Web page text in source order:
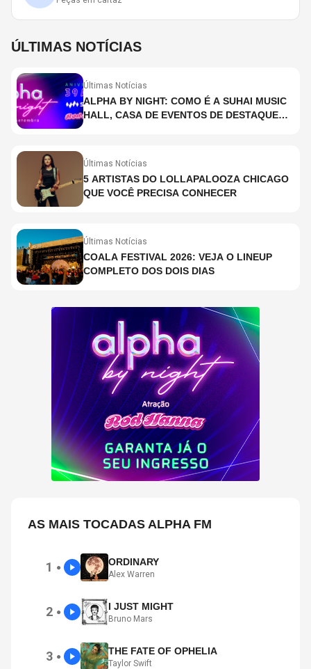
ÚLTIMAS NOTÍCIAS
Últimas Notícias
ALPHA BY NIGHT: COMO É A SUHAI MUSIC
HALL, CASA DE EVENTOS DE DESTAQUE
Últimas Notícias
5 ARTISTAS DO LOLLAPALOOZA CHICAGO
QUE VOCÊ PRECISA CONHECER
Últimas Notícias
COALA FESTIVAL 2026: VEJA O LINEUP
COMPLETO DOS DOIS DIAS
AS MAIS TOCADAS ALPHA FM
1 ● ORDINARY
Alex Warren
2 ● I JUST MIGHT
Bruno Mars
3 ● THE FATE OF OPHELIA
Taylor Swift